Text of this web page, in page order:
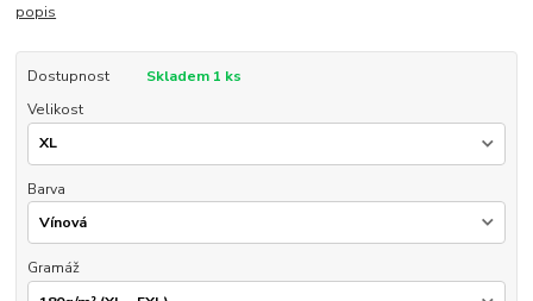
popis
Dostupnost
Skladem 1 ks
Velikost
Barva
Gramáž